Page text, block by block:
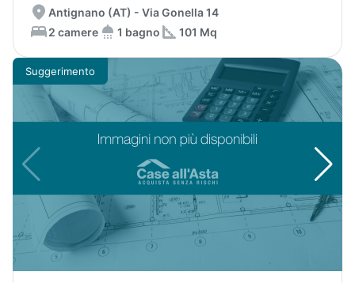
Antignano (AT) - Via Gonella 14
2 camere
1 bagno 101 Mq
Suggerimento